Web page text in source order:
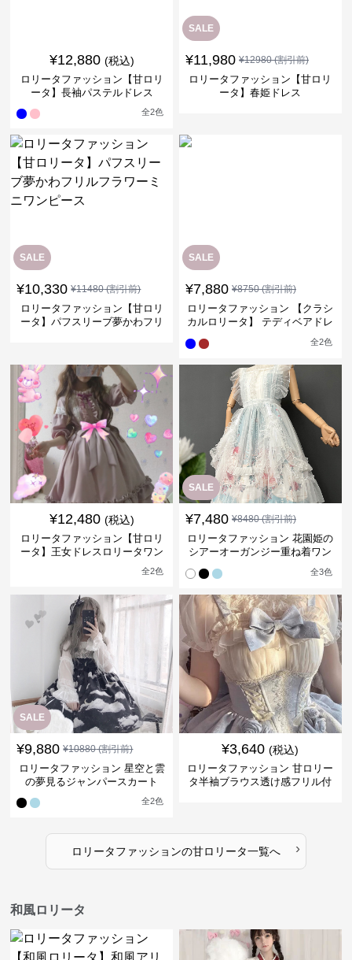
¥12,880 (税込)
ロリータファッション【甘ロリ
ータ】長袖パステルドレス
全2色
SALE
¥11,980 ¥12980(割引前)
ロリータファッション【甘ロリ
ータ】春姫ドレス
SALE
¥10,330 ¥11480(割引前)
ロリータファッション【甘ロリ
ータ】パフスリーブ夢かわフリ
SALE
¥7,880 ¥8750(割引前)
ロリータファッション 【クラシ
カルロリータ】 テディベアドレ
全2色
¥12,480 (税込)
ロリータファッション【甘ロリ
ータ】王女ドレスロリータワン
全2色
SALE
¥7,480 ¥8480(割引前)
ロリータファッション 花園姫の
シアーオーガンジー重ね着ワン
全3色
SALE
¥9,880 ¥10880(割引前)
ロリータファッション 星空と雲
の夢見るジャンパースカート
全2色
¥3,640 (税込)
ロリータファッション 甘ロリー
タ半袖ブラウス透け感フリル付
ロリータファッションの甘ロリータ一覧へ ›
和風ロリータ